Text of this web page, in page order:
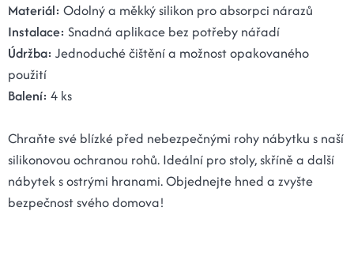
Materiál: Odolný a měkký silikon pro absorpci nárazů
Instalace: Snadná aplikace bez potřeby nářadí
Údržba: Jednoduché čištění a možnost opakovaného
použití
Balení: 4 ks
Chraňte své blízké před nebezpečnými rohy nábytku s naší
silikonovou ochranou rohů. Ideální pro stoly, skříně a další
nábytek s ostrými hranami. Objednejte hned a zvyšte
bezpečnost svého domova!